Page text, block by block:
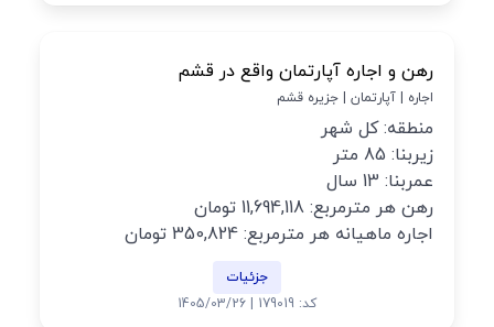
رهن و اجاره آپارتمان واقع در قشم
اجاره | آپارتمان | جزیره قشم
منطقه: کل شهر
زیربنا: 85 متر
عمربنا: 13 سال
رهن هر مترمربع: 11,694,118 تومان
اجاره ماهیانه هر مترمربع: 350,824 تومان
جزئیات
کد: 179019 | 1405/03/26